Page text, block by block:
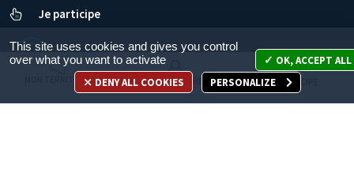
Je participe
MON TERRITOIRE MES DÉMARCHES JE PARTICIPE
This site uses cookies and gives you control
over what you want to activate
OK, ACCEPT ALL
DENY ALL COOKIES
PERSONALIZE